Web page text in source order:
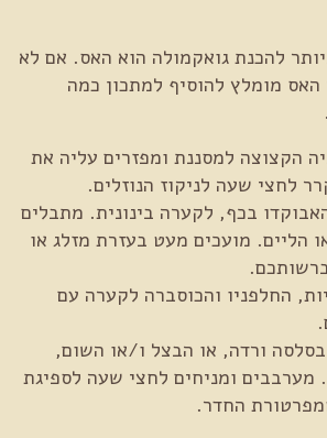
להכנת גואקמולה הוא האס. אם לא
מומלץ להוסיף למתכון כמה
הקצוצה למסננת ומפזרים עליה את
לחצי שעה לניקוז הנוזלים.
בכף, לקערה בינונית. מתבלים
הליים. מועכים מעט בעזרת מזלג או
החלפניו והכוסברה לקערה עם
ורדה, או הבצל ו/או השום,
מערבבים ומניחים לחצי שעה לספיגת
החדר.